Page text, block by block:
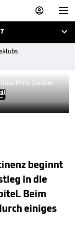



Mink (zweiter
beginnt
in die
Beim
einiges